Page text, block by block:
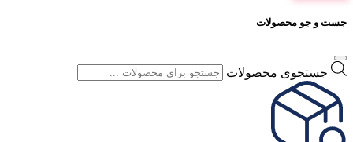
جست و جو محصولات
جستجوی محصولات